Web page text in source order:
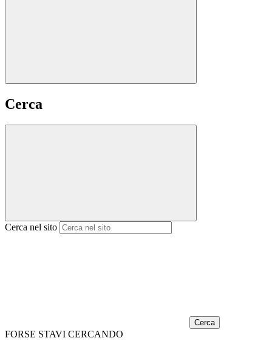
Cerca
Cerca nel sito
Cerca
FORSE STAVI CERCANDO